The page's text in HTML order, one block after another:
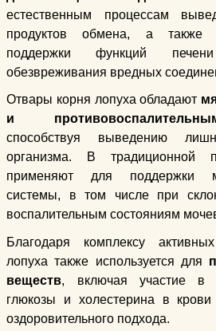
естественным процессам
продуктов обмена, а также
поддержки функций
обезвреживания вредных
Отвары корня лопуха обладают
и
способствуя выведению
организма. В традиционной
применяют для поддержки
системы, в том числе при
воспалительным состояниям
Благодаря комплексу
лопуха также используется для
веществ, включая участие в
глюкозы и холестерина в
оздоровительного подхода.